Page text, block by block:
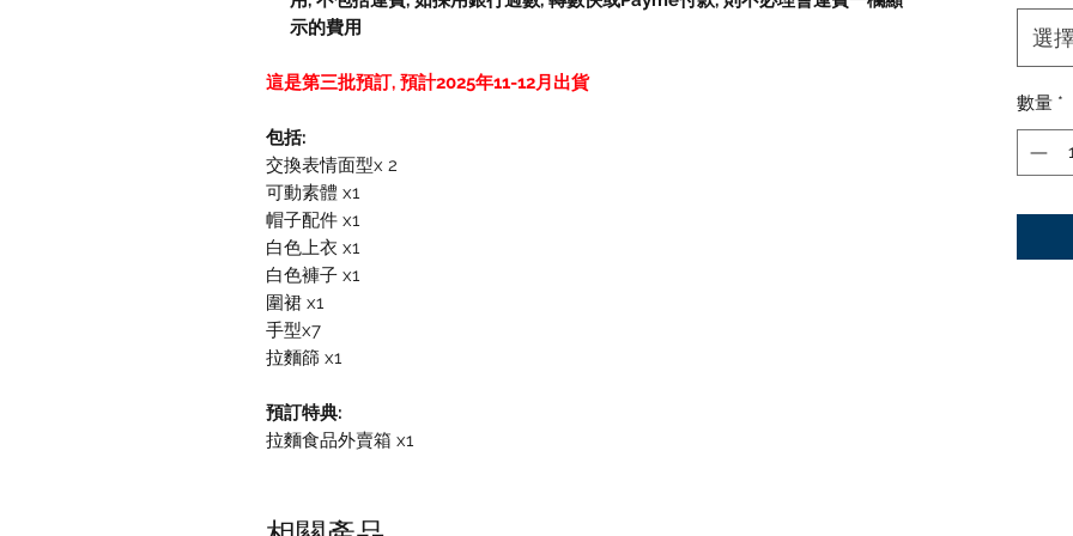
示的費用
這是第三批預訂, 預計2025年11-12月出貨
包括:
交換表情面型x 2
可動素體 x1
帽子配件 x1
白色上衣 x1
白色褲子 x1
圍裙 x1
手型x7
拉麵篩 x1
預訂特典:
拉麵食品外賣箱 x1
選
數量 *